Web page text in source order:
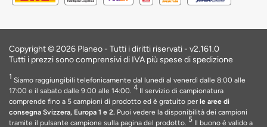
Copyright © 2026 Planeo - Tutti i diritti riservati - v2.161.0
Tutti i prezzi sono comprensivi di IVA più spese di spedizione
1 Siamo raggiungibili telefonicamente dal lunedì al venerdì dalle 8:00 alle
17:00 e il sabato dalle 9:00 alle 14:00. 4 Il servizio di campionatura
comprende fino a 5 campioni di prodotto ed è gratuito per le aree di
consegna Svizzera, Europa 1 e 2. Puoi vedere la disponibilità dei campioni
tramite il pulsante campione sulla pagina del prodotto. 5 Il buono è valido a